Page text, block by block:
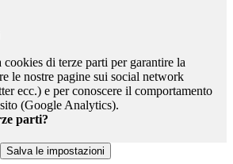
di terze parti per garantire la
le nostre pagine sui social network
ecc.) e per conoscere il comportamento
(Google Analytics).
parti?